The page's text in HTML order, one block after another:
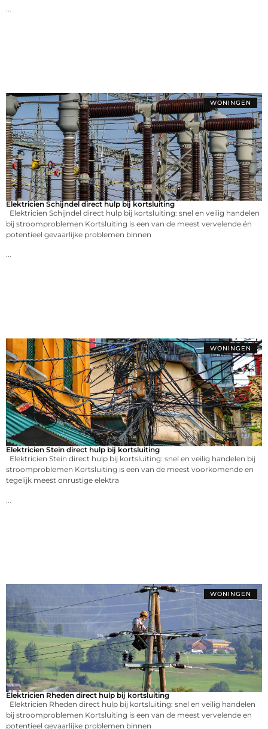
WONINGEN
Elektricien Schijndel direct hulp bij kortsluiting
Elektricien Schijndel direct hulp bij kortsluiting: snel en veilig handelen
bij stroomproblemen Kortsluiting is een van de meest vervelende én
potentieel gevaarlijke problemen binnen
WONINGEN
Elektricien Stein direct hulp bij kortsluiting
Elektricien Stein direct hulp bij kortsluiting: snel en veilig handelen bij
stroomproblemen Kortsluiting is een van de meest voorkomende en
tegelijk meest onrustige elektra
WONINGEN
Elektricien Rheden direct hulp bij kortsluiting
Elektricien Rheden direct hulp bij kortsluiting: snel en veilig handelen
bij stroomproblemen Kortsluiting is een van de meest vervelende en
potentieel gevaarlijke problemen binnen